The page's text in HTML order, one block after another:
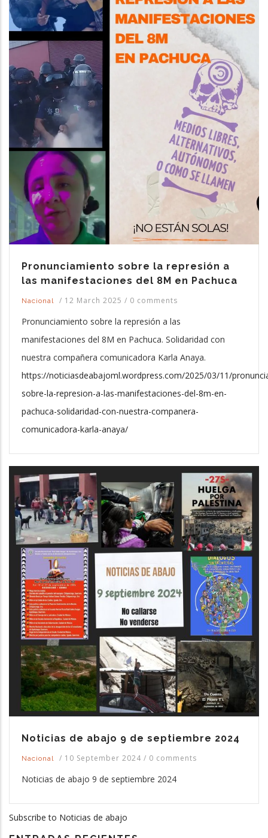
Pronunciamiento sobre la represión a
las manifestaciones del 8M en Pachuca
Nacional / 12 March 2025 / 0 comments
Pronunciamiento sobre la represión a las
manifestaciones del 8M en Pachuca. Solidaridad con
nuestra compañera comunicadora Karla Anaya.
https://noticiasdeabajoml.wordpress.com/2025/03/11/
sobre-la-represion-a-las-manifestaciones-del-8m-en-
pachuca-solidaridad-con-nuestra-companera-
comunicadora-karla-anaya/
Noticias de abajo 9 de septiembre 2024
Nacional / 10 September 2024 / 0 comments
Noticias de abajo 9 de septiembre 2024
Subscribe to Noticias de abajo